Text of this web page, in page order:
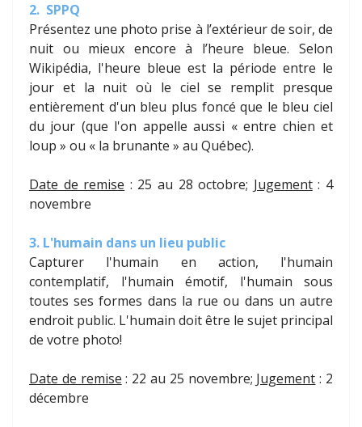
2. SPPQ
Présentez une photo prise à l’extérieur de soir, de
nuit ou mieux encore à l’heure bleue. Selon
Wikipédia, l'heure bleue est la période entre le
jour et la nuit où le ciel se remplit presque
entièrement d'un bleu plus foncé que le bleu ciel
du jour (que l'on appelle aussi « entre chien et
loup » ou « la brunante » au Québec).
Date de remise : 25 au 28 octobre; Jugement: 4
novembre
3. L'humain dans un lieu public
Capturer l'humain en action, l'humain
contemplatif, l'humain émotif, l'humain sous
toutes ses formes dans la rue ou dans un autre
endroit public. L'humain doit être le sujet principal
de votre photo!
Date de remise : 22 au 25 novembre; Jugement : 2
décembre